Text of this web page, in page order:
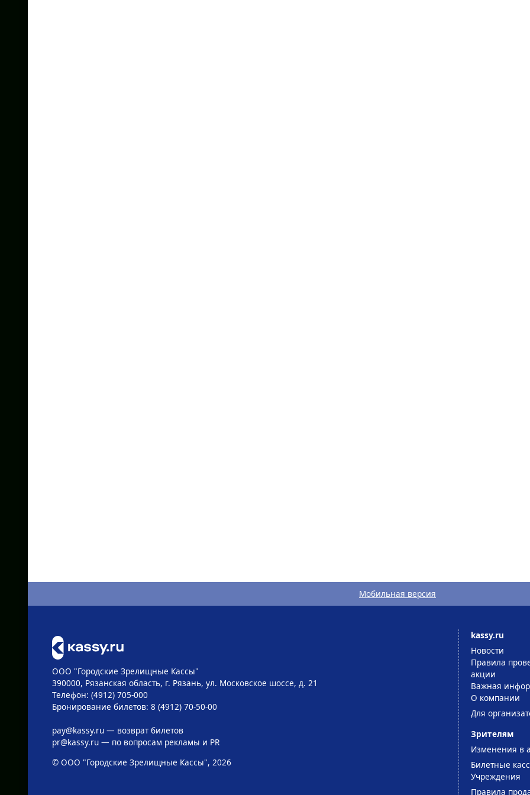
Мобильная версия
ООО "Городские Зрелищные Кассы"
390000, Рязанская область, г. Рязань, ул. Московское шоссе, д. 21
Телефон: (4912) 705-000
Бронирование билетов: 8 (4912) 70-50-00
pay@kassy.ru— возврат билетов
pr@kassy.ru— по вопросам рекламы и PR
© ООО "Городские Зрелищные Кассы", 2026
kassy.ru
Новости
Правила
акции
Важная
О компании
Для
Зрителям
Изменения в
Билетные
Учреждения
Правила